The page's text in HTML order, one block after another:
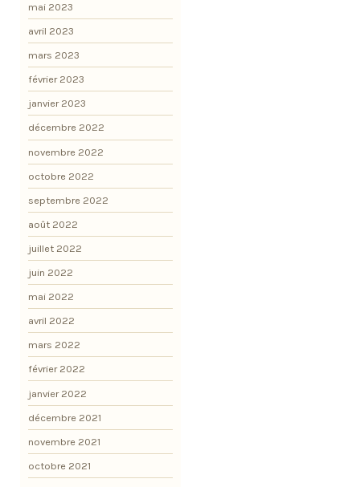
mai 2023
avril 2023
mars 2023
février 2023
janvier 2023
décembre 2022
novembre 2022
octobre 2022
septembre 2022
août 2022
juillet 2022
juin 2022
mai 2022
avril 2022
mars 2022
février 2022
janvier 2022
décembre 2021
novembre 2021
octobre 2021